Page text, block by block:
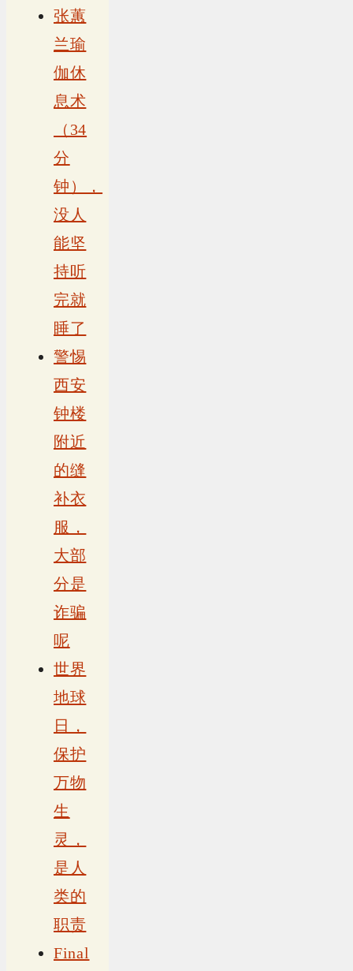
张蕙
兰瑜
伽休
息术
（34
分
钟），
没人
能坚
持听
完就
睡了
警惕
西安
钟楼
附近
的缝
补衣
服，
大部
分是
诈骗
呢
世界
地球
日，
保护
万物
生
灵，
是人
类的
职责
Final